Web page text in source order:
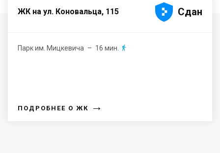
ЖК на ул. Коновальца, 115 



 Сдан
Парк им. Мицкевича – 16 мин. 
ПОДРОБНЕЕ О ЖК →